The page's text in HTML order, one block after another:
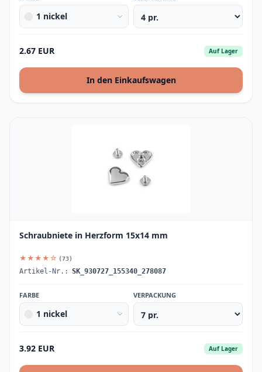
1 nickel
2.67 EUR Auf Lager
In den Einkaufswagen
Schraubniete in Herzform 15x14 mm
★★★★☆ (73)
Artikel-Nr.: SK_930727_155340_278087
FARBE
1 nickel
VERPACKUNG
3.92 EUR Auf Lager